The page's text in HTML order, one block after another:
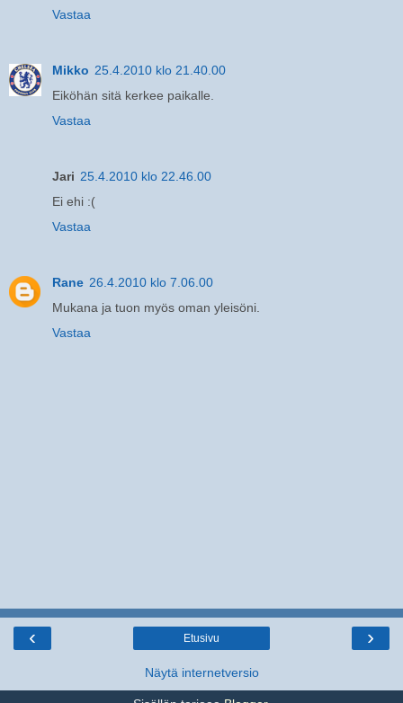
Vastaa
Mikko 25.4.2010 klo 21.40.00
Eiköhän sitä kerkee paikalle.
Vastaa
Jari 25.4.2010 klo 22.46.00
Ei ehi :(
Vastaa
Rane 26.4.2010 klo 7.06.00
Mukana ja tuon myös oman yleisöni.
Vastaa
‹ ›
Etusivu
Näytä internetversio